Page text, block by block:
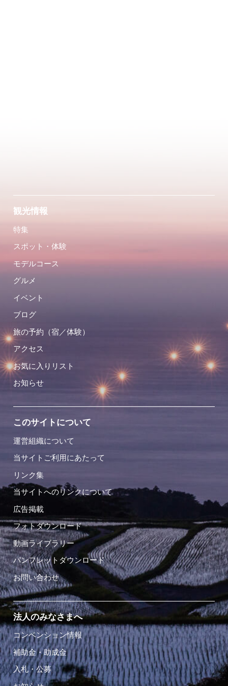
観光情報
特集
スポット・体験
モデルコース
グルメ
イベント
ブログ
旅の予約（宿／体験）
アクセス
お気に入りリスト
お知らせ
このサイトについて
運営組織について
当サイトご利用にあたって
リンク集
当サイトへのリンクについて
広告掲載
フォトダウンロード
動画ライブラリー
パンフレットダウンロード
お問い合わせ
法人のみなさまへ
コンベンション情報
補助金・助成金
入札・公募